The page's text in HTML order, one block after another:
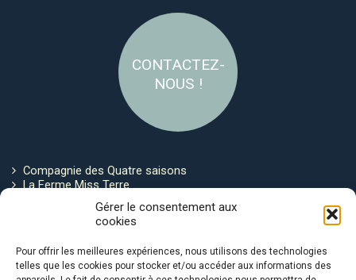
Gérer le consentement aux
cookies
Pour offrir les meilleures expériences, nous utilisons des technologies
telles que les cookies pour stocker et/ou accéder aux informations des
CONTACTEZ-
NOUS !
Compagnie des Quatre saisons
La Ferme Miss Terre
Politique de cookies